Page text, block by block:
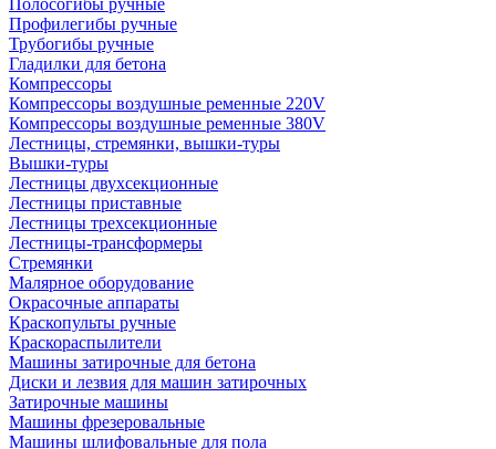
Полосогибы ручные
Профилегибы ручные
Трубогибы ручные
Гладилки для бетона
Компрессоры
Компрессоры воздушные ременные 220V
Компрессоры воздушные ременные 380V
Лестницы, стремянки, вышки-туры
Вышки-туры
Лестницы двухсекционные
Лестницы приставные
Лестницы трехсекционные
Лестницы-трансформеры
Стремянки
Малярное оборудование
Окрасочные аппараты
Краскопульты ручные
Краскораспылители
Машины затирочные для бетона
Диски и лезвия для машин затирочных
Затирочные машины
Машины фрезеровальные
Машины шлифовальные для пола